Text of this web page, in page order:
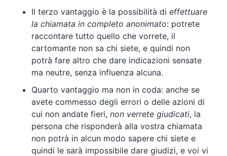
Il terzo vantaggio è la possibilità di effettuare
la chiamata in completo anonimato: potrete
raccontare tutto quello che vorrete, il
cartomante non sa chi siete, e quindi non
potrà fare altro che dare indicazioni sensate
ma neutre, senza influenza alcuna.
Quarto vantaggio ma non in coda: anche se
avete commesso degli errori o delle azioni di
cui non andate fieri, non verrete giudicati, la
persona che risponderà alla vostra chiamata
non potrà in alcun modo sapere chi siete e
quindi le sarà impossibile dare giudizi, e voi vi